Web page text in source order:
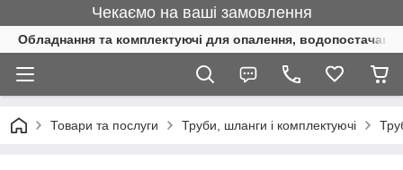
Чекаємо на ваші замовлення
Обладнання та комплектуючі для опалення, водопостачання
Товари та послуги Труби, шланги і комплектуючі